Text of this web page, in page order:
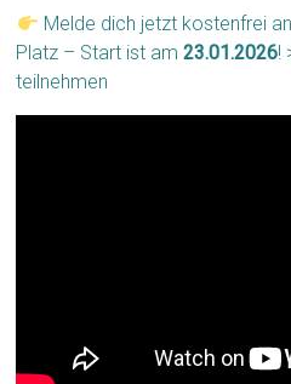
Melde dich jetzt kostenfrei
Platz – Start ist am23.01.2026!
teilnehmen